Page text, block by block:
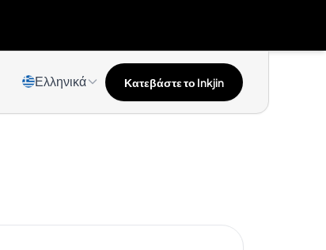
Ελληνικά Κατεβάστε το Inkjin